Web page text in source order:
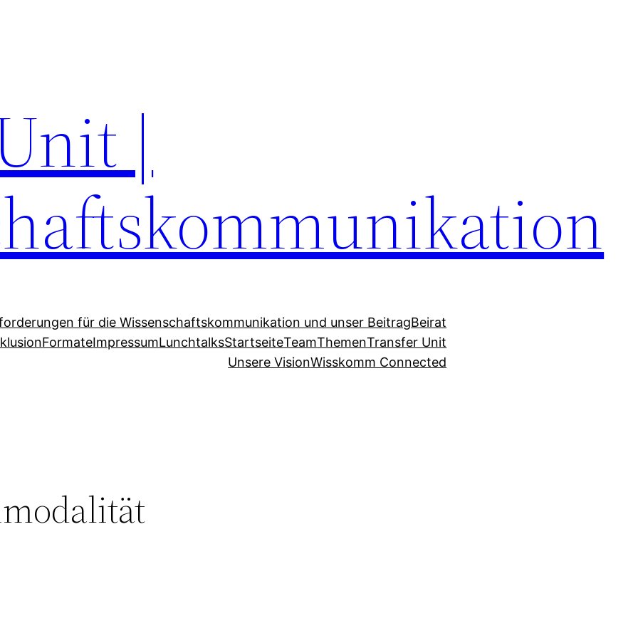
|
für die Wissenschaftskommunikation und unser BeitragBeirat
FormateImpressumLunchtalksStartseiteTeamThemenTransfer Unit
Unsere VisionWisskomm Connected